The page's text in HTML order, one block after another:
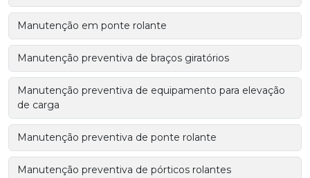
Manutenção em ponte rolante
Manutenção preventiva de braços giratórios
Manutenção preventiva de equipamento para elevação
de carga
Manutenção preventiva de ponte rolante
Manutenção preventiva de pórticos rolantes